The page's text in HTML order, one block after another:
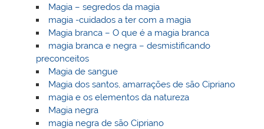
Magia – segredos da magia
magia -cuidados a ter com a magia
Magia branca – O que é a magia branca
magia branca e negra – desmistificando
preconceitos
Magia de sangue
Magia dos santos, amarrações de são Cipriano
magia e os elementos da natureza
Magia negra
magia negra de são Cipriano